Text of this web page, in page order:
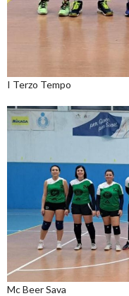
I Terzo Tempo
Mc Beer Sava